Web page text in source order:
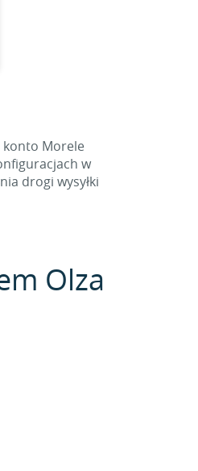
konto Morele
w
drogi wysyłki
Olza